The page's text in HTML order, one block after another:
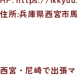
住所:兵庫県西宮市
西宮・尼崎で出張